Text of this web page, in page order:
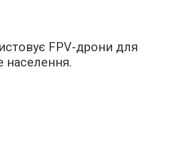
FPV-дрони для
населення.